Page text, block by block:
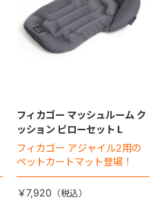
フィカゴー マッシュルーム ク
ッション ピローセット L
フィカゴー アジャイル2用の
ペットカートマット登場！
￥7,920